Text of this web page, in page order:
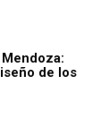
de los